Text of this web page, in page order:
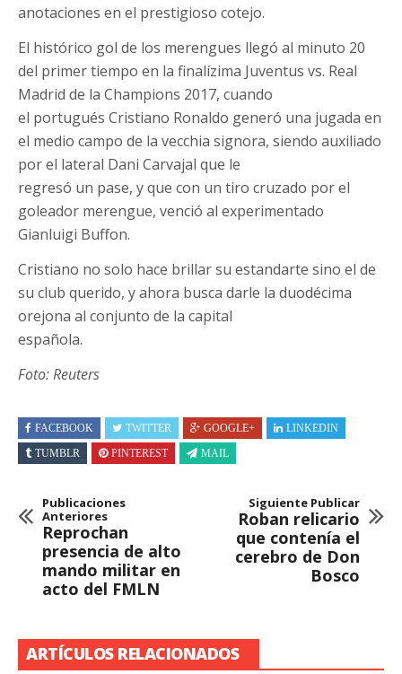
anotaciones en el prestigioso cotejo.
El histórico gol de los merengues llegó al minuto 20
del primer tiempo en la finalízima Juventus vs. Real
Madrid de la Champions 2017, cuando
el portugués Cristiano Ronaldo generó una jugada en
el medio campo de la vecchia signora, siendo auxiliado
por el lateral Dani Carvajal que le
regresó un pase, y que con un tiro cruzado por el
goleador merengue, venció al experimentado
Gianluigi Buffon.
Cristiano no solo hace brillar su estandarte sino el de
su club querido, y ahora busca darle la duodécima
orejona al conjunto de la capital
española.
Foto: Reuters
FACEBOOK TWITTER GOOGLE+
LINKEDIN
TUMBLR
PINTEREST MAIL
Publicaciones
Anteriores
Reprochan
presencia de alto
mando militar en
acto del FMLN
Siguiente Publicar
Roban relicario
que contenía el
cerebro de Don
Bosco
ARTÍCULOS RELACIONADOS